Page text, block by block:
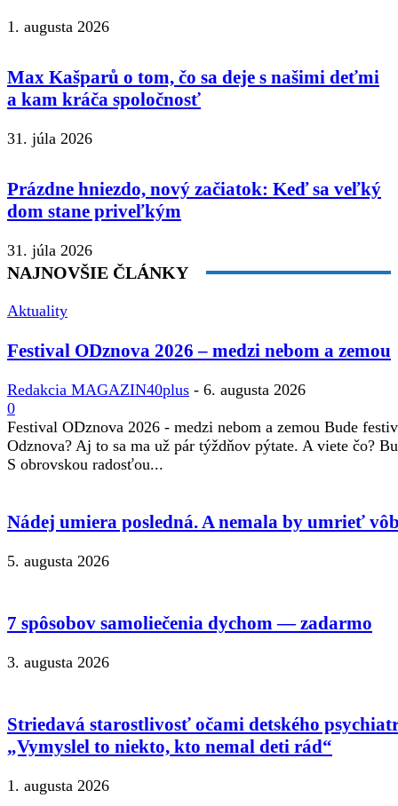
1. augusta 2026
Max Kašparů o tom, čo sa deje s našimi deťmi
a kam kráča spoločnosť
31. júla 2026
Prázdne hniezdo, nový začiatok: Keď sa veľký
dom stane priveľkým
31. júla 2026
NAJNOVŠIE ČLÁNKY
Aktuality
Festival ODznova 2026 – medzi nebom a zemou
Redakcia MAGAZIN40plus - 6. augusta 2026
0
Festival ODznova 2026 - medzi nebom a zemou Bude
Odznova? Aj to sa ma už pár týždňov pýtate. A viete čo?
S obrovskou radosťou...
Nádej umiera posledná. A nemala by umrieť
5. augusta 2026
7 spôsobov samoliečenia dychom — zadarmo
3. augusta 2026
Striedavá starostlivosť očami detského
„Vymyslel to niekto, kto nemal deti rád“
1. augusta 2026